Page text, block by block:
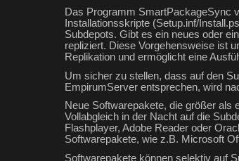
Das Programm SmartPackageSync
Installationsskripte (Setup.inf/
Subdepots. Gibt es ein neues oder
repliziert. Diese Vorgehensweise ist
Replikation und ermöglicht eine
Um sicher zu stellen, dass auf den
EmpirumServer entsprechen, wird
Neue Softwarepakete, die größer als
Vollabgleich in der Nacht auf die
Flashplayer, Adobe Reader oder
Softwarepakete, wie z.B. Microsoft
Softwarepakete können selektiv auf